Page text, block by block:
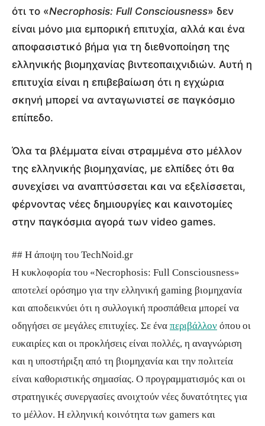
ότι το «Necrophosis: Full Consciousness» δεν
είναι μόνο μια εμπορική επιτυχία, αλλά και ένα
αποφασιστικό βήμα για τη διεθνοποίηση της
ελληνικής βιομηχανίας βιντεοπαιχνιδιών. Αυτή η
επιτυχία είναι η επιβεβαίωση ότι η εγχώρια
σκηνή μπορεί να ανταγωνιστεί σε παγκόσμιο
επίπεδο.
Όλα τα βλέμματα είναι στραμμένα στο μέλλον
της ελληνικής βιομηχανίας, με ελπίδες ότι θα
συνεχίσει να αναπτύσσεται και να εξελίσσεται,
φέρνοντας νέες δημιουργίες και καινοτομίες
στην παγκόσμια αγορά των video games.
## Η άποψη του TechNoid.gr
Η κυκλοφορία του «Necrophosis: Full Consciousness»
αποτελεί ορόσημο για την ελληνική gaming βιομηχανία
και αποδεικνύει ότι η συλλογική προσπάθεια μπορεί να
οδηγήσει σε μεγάλες επιτυχίες. Σε ένα περιβάλλον όπου οι
ευκαιρίες και οι προκλήσεις είναι πολλές, η αναγνώριση
και η υποστήριξη από τη βιομηχανία και την πολιτεία
είναι καθοριστικής σημασίας. Ο προγραμματισμός και οι
στρατηγικές συνεργασίες ανοιχτούν νέες δυνατότητες για
το μέλλον. Η ελληνική κοινότητα των gamers και